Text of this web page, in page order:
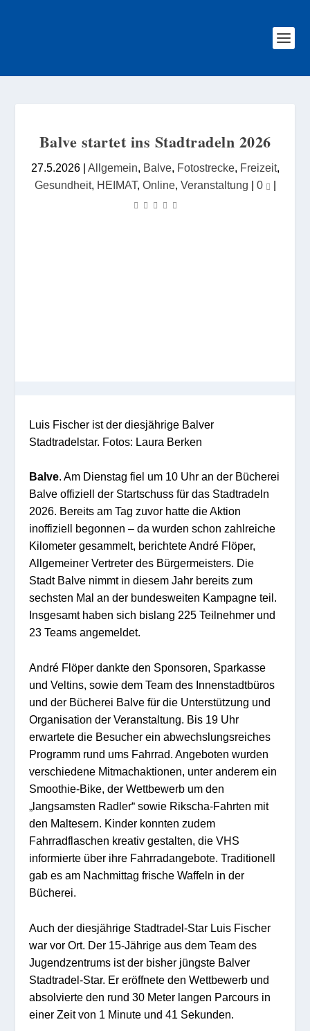
Balve startet ins Stadtradeln 2026
27.5.2026| Allgemein, Balve, Fotostrecke, Freizeit,
Gesundheit, HEIMAT, Online, Veranstaltung | 0 |
Luis Fischer ist der diesjährige Balver
Stadtradelstar. Fotos: Laura Berken
Balve. Am Dienstag fiel um 10 Uhr an der Bücherei
Balve offiziell der Startschuss für das Stadtradeln
2026. Bereits am Tag zuvor hatte die Aktion
inoffiziell begonnen – da wurden schon zahlreiche
Kilometer gesammelt, berichtete André Flöper,
Allgemeiner Vertreter des Bürgermeisters. Die
Stadt Balve nimmt in diesem Jahr bereits zum
sechsten Mal an der bundesweiten Kampagne teil.
Insgesamt haben sich bislang 225 Teilnehmer und
23 Teams angemeldet.
André Flöper dankte den Sponsoren, Sparkasse
und Veltins, sowie dem Team des Innenstadtbüros
und der Bücherei Balve für die Unterstützung und
Organisation der Veranstaltung. Bis 19 Uhr
erwartete die Besucher ein abwechslungsreiches
Programm rund ums Fahrrad. Angeboten wurden
verschiedene Mitmachaktionen, unter anderem ein
Smoothie-Bike, der Wettbewerb um den
„langsamsten Radler“ sowie Rikscha-Fahrten mit
den Maltesern. Kinder konnten zudem
Fahrradflaschen kreativ gestalten, die VHS
informierte über ihre Fahrradangebote. Traditionell
gab es am Nachmittag frische Waffeln in der
Bücherei.
Auch der diesjährige Stadtradel-Star Luis Fischer
war vor Ort. Der 15-Jährige aus dem Team des
Jugendzentrums ist der bisher jüngste Balver
Stadtradel-Star. Er eröffnete den Wettbewerb und
absolvierte den rund 30 Meter langen Parcours in
einer Zeit von 1 Minute und 41 Sekunden.